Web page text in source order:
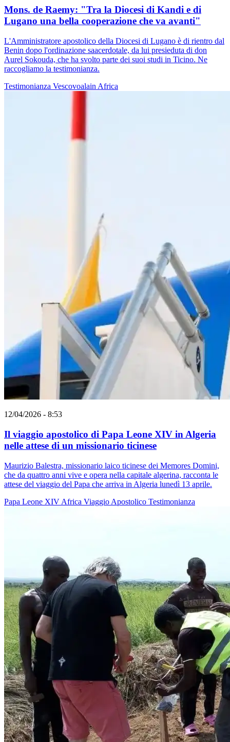
Mons. de Raemy: "Tra la Diocesi di Kandi e di
Lugano una bella cooperazione che va avanti"
L'Amministratore apostolico della Diocesi di Lugano è di rientro dal
Benin dopo l'ordinazione saacerdotale, da lui presieduta di don
Aurel Sokouda, che ha svolto parte dei suoi studi in Ticino. Ne
raccogliamo la testimonianza.
Testimonianza Vescovoalain Africa
12/04/2026 - 8:53
Il viaggio apostolico di Papa Leone XIV in Algeria
nelle attese di un missionario ticinese
Maurizio Balestra, missionario laico ticinese dei Memores Domini,
che da quattro anni vive e opera nella capitale algerina, racconta le
attese del viaggio del Papa che arriva in Algeria lunedì 13 aprile.
Papa Leone XIV Africa Viaggio Apostolico Testimonianza